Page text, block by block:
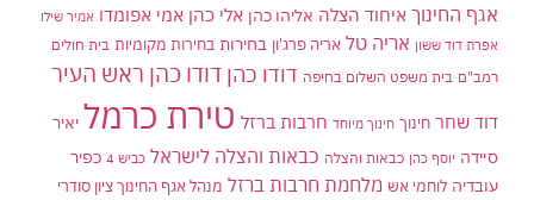
אגף החינוך איחוד הצלה אליהו כהן אלי כהן אמי אפומדו אמיר שילו
אפרת דוד ששון אריה טל אריה פרג'ון בחירות בחירות מקומיות בית חולים
רמב"ם בית משפט השלום בחיפה דודו כהן דודו כהן ראש העיר
דוד שחר חינוך חינוך מיוחד חרבות ברזל טירת כרמל יאיר
סיידה יוסף כהן כבאות והצלה כבאות והצלה לישראל כביש 4
כפיר
עובדיה לוחמי אש מלחמת חרבות ברזל מנהל אגף החינוך ציון סודרי